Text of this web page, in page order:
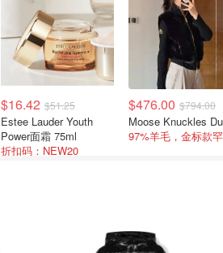
$16.42 $51.25
Estee Lauder Youth
Power面霜 75ml
折扣码：NEW20
$476.00 $794.00